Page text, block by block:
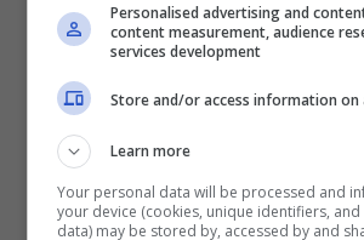
He’s a@juventusfcfan,
for today 😜
2021 champion
Personalised advertising and
content measurement, audience
services development
Store and/or access information on
Learn more
Your personal data will be processed and
your device (cookies, unique identifiers,
data) may be stored by, accessed by and